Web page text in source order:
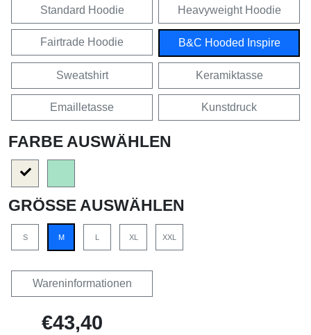
Standard Hoodie Heavyweight Hoodie
Fairtrade Hoodie B&C Hooded Inspire
Sweatshirt Keramiktasse
Emailletasse Kunstdruck
FARBE AUSWÄHLEN
GRÖSSE AUSWÄHLEN
S M XL XXL
Wareninformationen
€43,40